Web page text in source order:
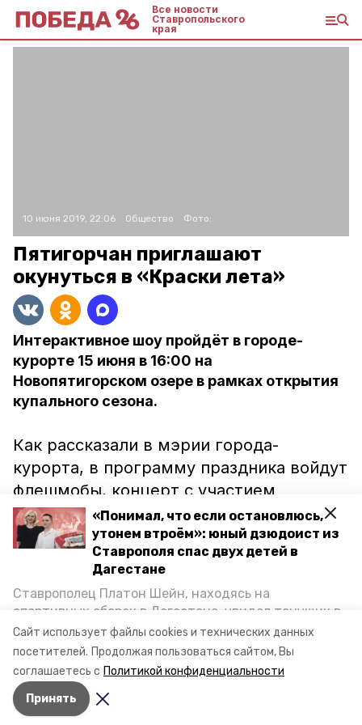
Сайт использует файлы cookies и технических данных
посетителей. Продолжая пользоваться сайтом, Вы
соглашаетесь с Политикой конфиденциальности
Принять
«Понимал, что если остановлюсь,
утонем втроём»: юный дзюдоист из
Ставрополя спас двух детей в
Дагестане
Ставрополец Платон Шейн, находясь на
спортивных сборах в Дегестане, увидел тонущих в
Каспийском море детей и бросился на помощь. По
возвращении домой, отважного мальчика
пригласили в министерство образования края и
наградили. Корреспондент «Победы26» пообщался
с юным героем.
Все новости
Ставропольского
края
10 июня 2019, 22:06 Общество Фото:
Пятигорчан приглашают
окунуться в «Краски лета»
Интерактивное шоу пройдёт в городе-
курорте 15 июня в 16:00 на
Новопятигорском озере в рамках открытия
купального сезона.
Как рассказали в мэрии города-
курорта, в программу праздника войдут
флешмобы, концерт с участием
творческих коллективов Пятигорска, а
также конкурсы. Заводить толпу и
«руководить» открытием купального
сезона будет повелитель морей и
океанов Нептун.